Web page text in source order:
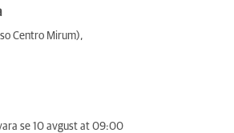
Centro Mirum),
se 10 avgust at 09:00